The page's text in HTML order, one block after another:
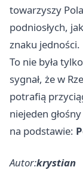
towarzyszy
podniosłych,
znaku jedności.
To nie była
sygnał, że w
potrafią
niejeden
na podstawie:
Autor:krystian